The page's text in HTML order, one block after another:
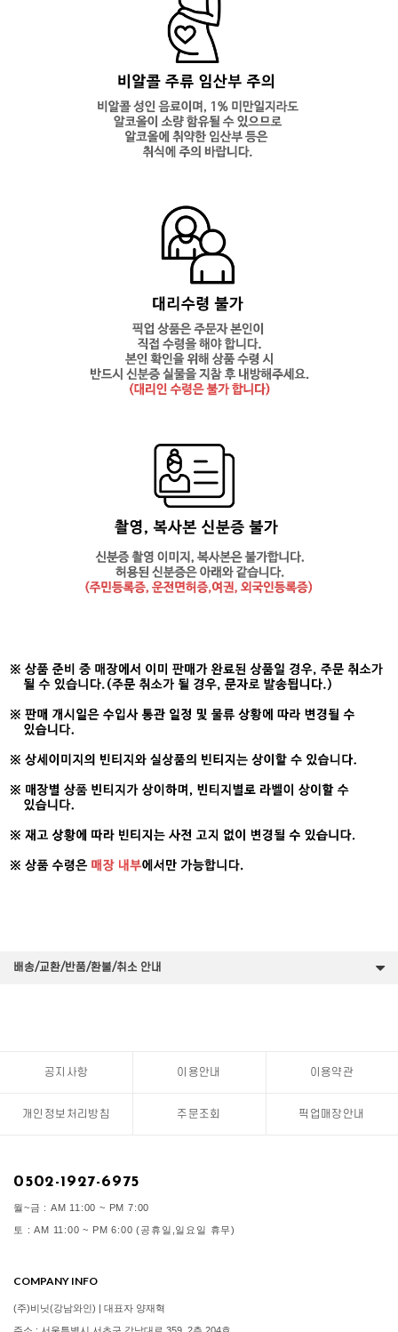
배송/교환/반품/환불/취소 안내
공지사항 이용안내 이용약관
개인정보처리방침 주문조회 픽업매장안내
0502-1927-6975
월~금 : AM 11:00 ~ PM 7:00
토 : AM 11:00 ~ PM 6:00 (공휴일,일요일 휴무)
COMPANY INFO
(주)비닛(강남와인) | 대표자 양재혁